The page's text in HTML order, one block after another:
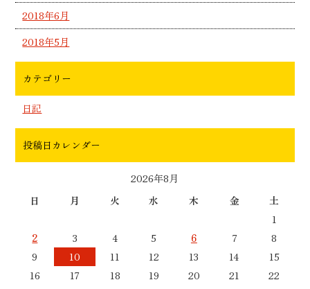
2018年6月
2018年5月
カテゴリー
日記
投稿日カレンダー
2026年8月
日
月 火 水 木 金
土
1
2
3 4 5 6 7
8
9
10 11 12 13 14
15
16
17 18 19 20 21
22